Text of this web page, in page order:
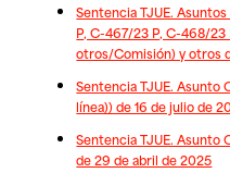
Sentencia TJUE.
P, C-467/23 P, C-468/
otros/Comisión) y otros
Sentencia TJUE. Asunto
línea)) de 16 de julio de
Sentencia TJUE.
de 29 de abril de 2025